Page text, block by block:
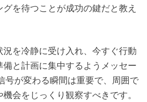
を待つことが成功の鍵だと教え
況を冷静に受け入れ、今すぐ行動
と計画に集中するようメッセー
号が変わる瞬間は重要で、周囲で
会をじっくり観察すべきです。